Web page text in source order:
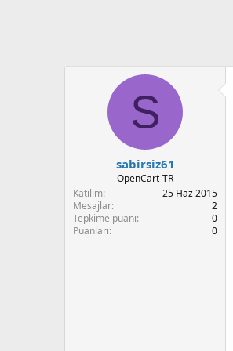
S
sabirsiz61
OpenCart-TR
Katılım
25 Haz 2015
Mesajlar
2
Tepkime puanı
0
Puanları
0